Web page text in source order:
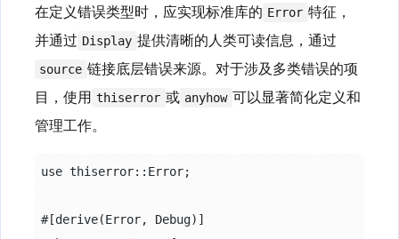
在定义错误类型时，应实现标准库的 Error 特征，
并通过 Display 提供清晰的人类可读信息，通过
source 链接底层错误来源。对于涉及多类错误的项
目，使用 thiserror 或 anyhow 可以显著简化定义和
管理工作。
use thiserror::Error;
#[derive(Error, Debug)]